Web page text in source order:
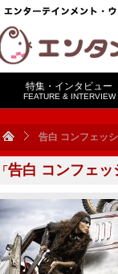
特集・インタビュー
FEATURE & INTERVIEW
告白 コンフェッ
「告白 コンフェッ